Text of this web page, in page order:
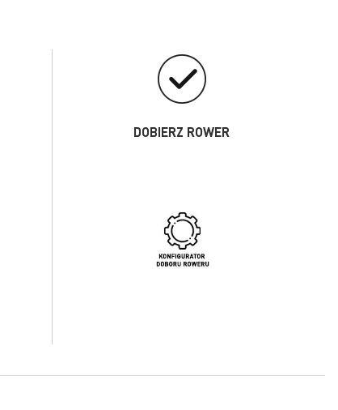
DOBIERZ ROWER